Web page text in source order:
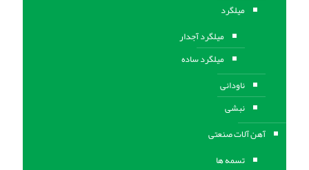
میلگرد
میلگرد آجدار
میلگرد ساده
ناودانی
نبشی
آهن آلات صنعتی
تسمه ها